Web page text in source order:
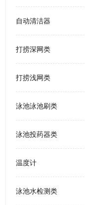
自动清洁器
打捞深网类
打捞浅网类
泳池泳池刷类
泳池投药器类
温度计
泳池水检测类